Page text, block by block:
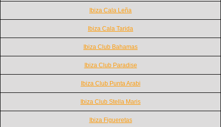
Ibiza Cala Leña
Ibiza Cala Tarida
Ibiza Club Bahamas
Ibiza Club Paradise
Ibiza Club Punta Arabi
Ibiza Club Stella Maris
Ibiza Figueretas